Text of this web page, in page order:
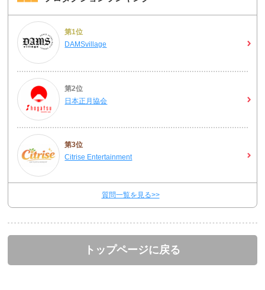
第1位
DAMSvillage
第2位
日本正月協会
第3位
Citrise Entertainment
質問一覧を見る>>
トップページに戻る